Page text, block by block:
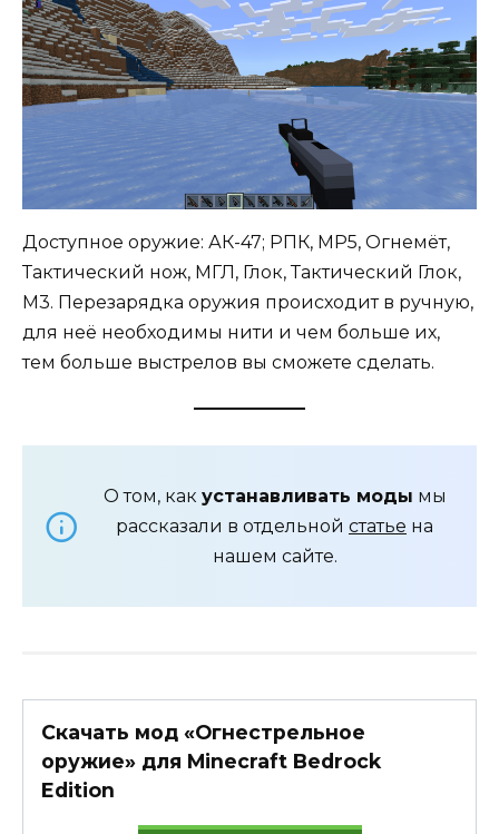
Доступное оружие: АК-47; РПК, MP5, Огнемёт,
Тактический нож, МГЛ, Глок, Тактический Глок,
М3. Перезарядка оружия происходит в ручную,
для неё необходимы нити и чем больше их,
тем больше выстрелов вы сможете сделать.
О том, как устанавливать моды мы
рассказали в отдельной статье на
нашем сайте.
Скачать мод «Огнестрельное
оружие» для Minecraft Bedrock
Edition